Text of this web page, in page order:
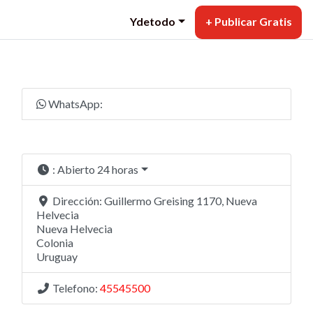
Ydetodo + Publicar Gratis
WhatsApp:
: Abierto 24 horas
Dirección: Guillermo Greising 1170, Nueva
Helvecia
Nueva Helvecia
Colonia
Uruguay
Telefono: 45545500